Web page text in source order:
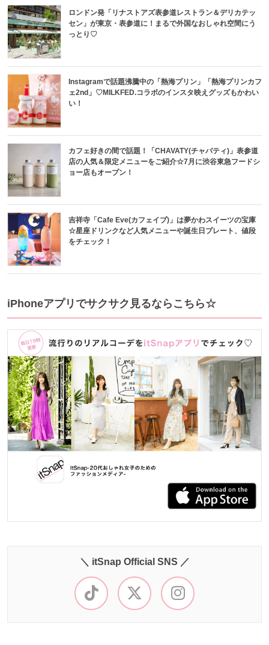
ロンドン発「リナストアズ表参道レストラン＆デリカテッ
セン」が東京・表参道に！まるで外国なおしゃれ空間にう
っとり♡
Instagramで話題沸騰中の「熱海プリン」「熱海プリンカフ
ェ2nd」♡MILKFED.コラボのインスタ映えグッズもかわい
い！
カフェ好きの間で話題！「CHAVATY(チャバティ)」表参道
店の人気＆限定メニューをご紹介☆7月に渋谷東急フードシ
ョー店もオープン！
吉祥寺「Cafe Eve(カフェイブ)」は夢かわスイーツの宝庫
☆星座ドリンクなど人気メニューや誕生日プレート、値段
をチェック！
iPhoneアプリでサクサク見るならこちら☆
＼ itSnap Official SNS ／